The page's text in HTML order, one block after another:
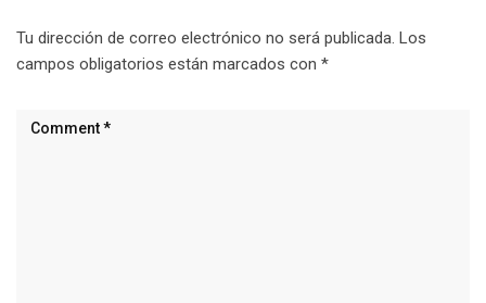
Tu dirección de correo electrónico no será publicada. Los
campos obligatorios están marcados con *